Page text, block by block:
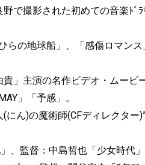
で撮影された初めての音楽ﾄﾞ
らの地球船」、「感傷ロマン
」主演の名作ビデオ・ムービ
」「予感」。
にん)の魔術師(CFディレクタ
、監督：中島哲也「少女時代